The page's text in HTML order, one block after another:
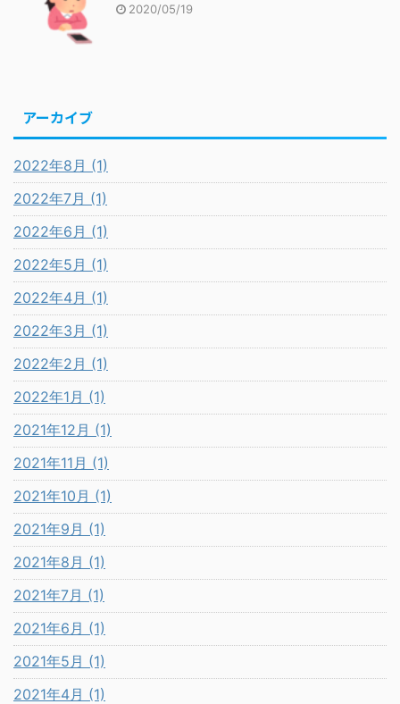
2020/05/19
アーカイブ
2022年8月 (1)
2022年7月 (1)
2022年6月 (1)
2022年5月 (1)
2022年4月 (1)
2022年3月 (1)
2022年2月 (1)
2022年1月 (1)
2021年12月 (1)
2021年11月 (1)
2021年10月 (1)
2021年9月 (1)
2021年8月 (1)
2021年7月 (1)
2021年6月 (1)
2021年5月 (1)
2021年4月 (1)